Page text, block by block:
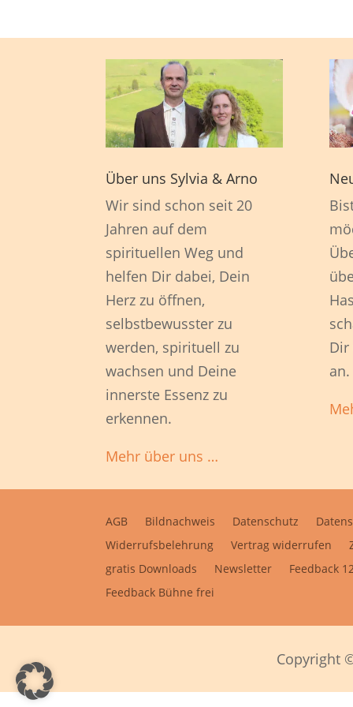
Über uns Sylvia & Arno
Wir sind schon seit 20
Jahren auf dem
spirituellen Weg und
helfen Dir dabei, Dein
Herz zu öffnen,
selbstbewusster zu
werden, spirituell zu
wachsen und Deine
innerste Essenz zu
erkennen.
Mehr über uns …
Dir
an.
AGB Bildnachweis Datenschutz
Widerrufsbelehrung
Vertrag widerrufen
gratis Downloads
Newsletter Feedback
Feedback Bühne frei
Copyright